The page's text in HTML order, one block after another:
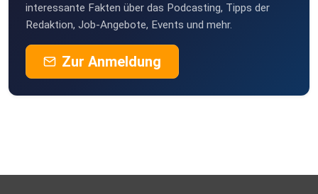
interessante Fakten über das Podcasting, Tipps der
Redaktion, Job-Angebote, Events und mehr.
Zur Anmeldung